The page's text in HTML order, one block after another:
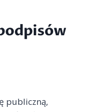
publiczną,